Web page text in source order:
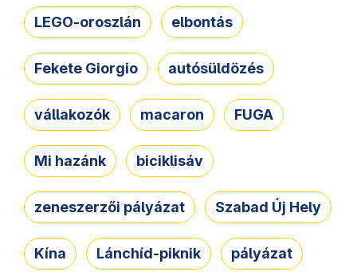
LEGO-oroszlán elbontás
Fekete Giorgio autósüldözés
vállakozók macaron FUGA
Mi hazánk biciklisáv
zeneszerzői pályázat Szabad Új Hely
Kína Lánchíd-piknik pályázat